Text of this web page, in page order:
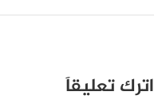
اترك تعليقاً